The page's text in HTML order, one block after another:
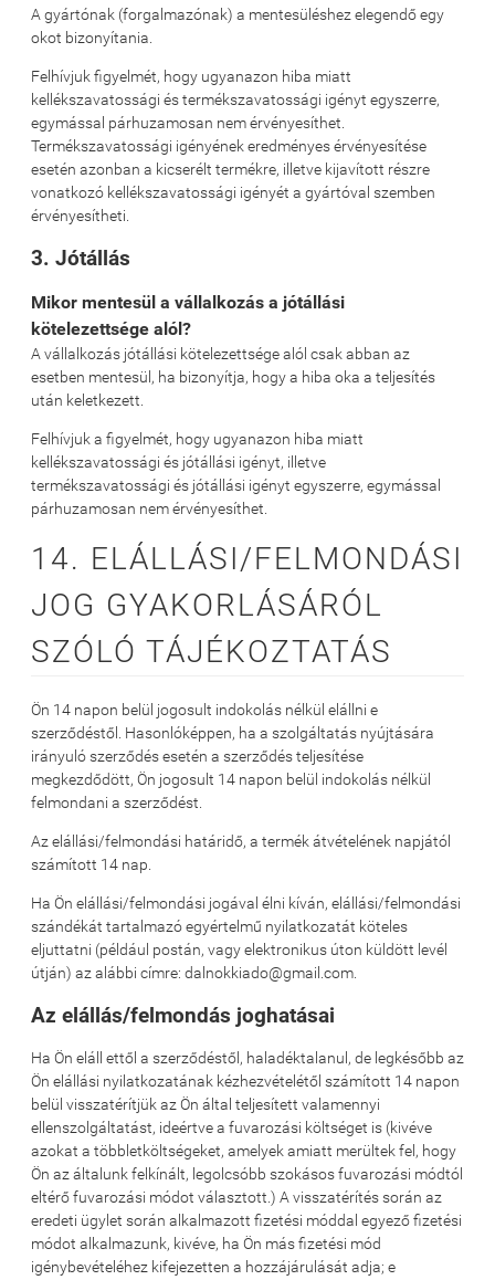
A gyártónak (forgalmazónak) a mentesüléshez elegendő egy
okot bizonyítania.
Felhívjuk figyelmét, hogy ugyanazon hiba miatt
kellékszavatossági és termékszavatossági igényt egyszerre,
egymással párhuzamosan nem érvényesíthet.
Termékszavatossági igényének eredményes érvényesítése
esetén azonban a kicserélt termékre, illetve kijavított részre
vonatkozó kellékszavatossági igényét a gyártóval szemben
érvényesítheti.
3. Jótállás
Mikor mentesül a vállalkozás a jótállási
kötelezettsége alól?
A vállalkozás jótállási kötelezettsége alól csak abban az
esetben mentesül, ha bizonyítja, hogy a hiba oka a teljesítés
után keletkezett.
Felhívjuk a figyelmét, hogy ugyanazon hiba miatt
kellékszavatossági és jótállási igényt, illetve
termékszavatossági és jótállási igényt egyszerre, egymással
párhuzamosan nem érvényesíthet.
14. ELÁLLÁSI/FELMONDÁSI
JOG GYAKORLÁSÁRÓL
SZÓLÓ TÁJÉKOZTATÁS
Ön 14 napon belül jogosult indokolás nélkül elállni e
szerződéstől. Hasonlóképpen, ha a szolgáltatás nyújtására
irányuló szerződés esetén a szerződés teljesítése
megkezdődött, Ön jogosult 14 napon belül indokolás nélkül
felmondani a szerződést.
Az elállási/felmondási határidő, a termék átvételének napjától
számított 14 nap.
Ha Ön elállási/felmondási jogával élni kíván, elállási/felmondási
szándékát tartalmazó egyértelmű nyilatkozatát köteles
eljuttatni (például postán, vagy elektronikus úton küldött levél
útján) az alábbi címre: dalnokkiado@gmail.com.
Az elállás/felmondás joghatásai
Ha Ön eláll ettől a szerződéstől, haladéktalanul, de legkésőbb az
Ön elállási nyilatkozatának kézhezvételétől számított 14 napon
belül visszatérítjük az Ön által teljesített valamennyi
ellenszolgáltatást, ideértve a fuvarozási költséget is (kivéve
azokat a többletköltségeket, amelyek amiatt merültek fel, hogy
Ön az általunk felkínált, legolcsóbb szokásos fuvarozási módtól
eltérő fuvarozási módot választott.) A visszatérítés során az
eredeti ügylet során alkalmazott fizetési móddal egyező fizetési
módot alkalmazunk, kivéve, ha Ön más fizetési mód
igénybevételéhez kifejezetten a hozzájárulását adja; e